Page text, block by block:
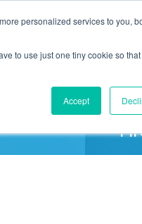
personalized services to you,
to use just one tiny cookie so
Accept
VACATURES